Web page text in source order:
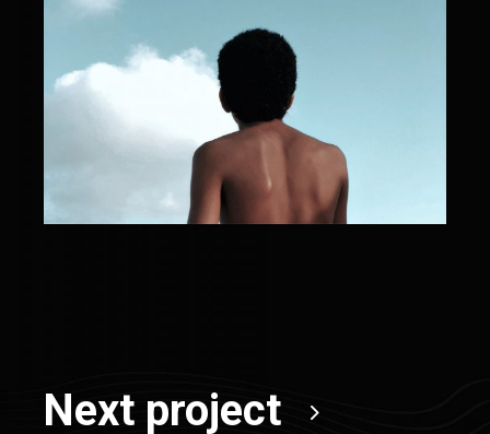
Next project